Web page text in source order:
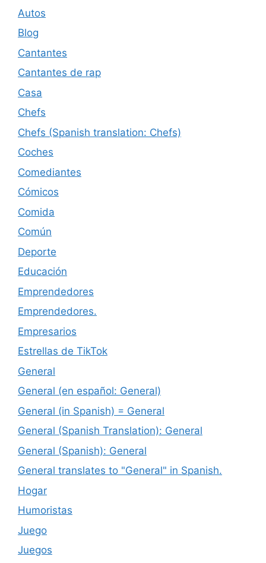
Autos
Blog
Cantantes
Cantantes de rap
Casa
Chefs
Chefs (Spanish translation: Chefs)
Coches
Comediantes
Cómicos
Comida
Común
Deporte
Educación
Emprendedores
Emprendedores.
Empresarios
Estrellas de TikTok
General
General (en español: General)
General (in Spanish) = General
General (Spanish Translation): General
General (Spanish): General
General translates to "General" in Spanish.
Hogar
Humoristas
Juego
Juegos